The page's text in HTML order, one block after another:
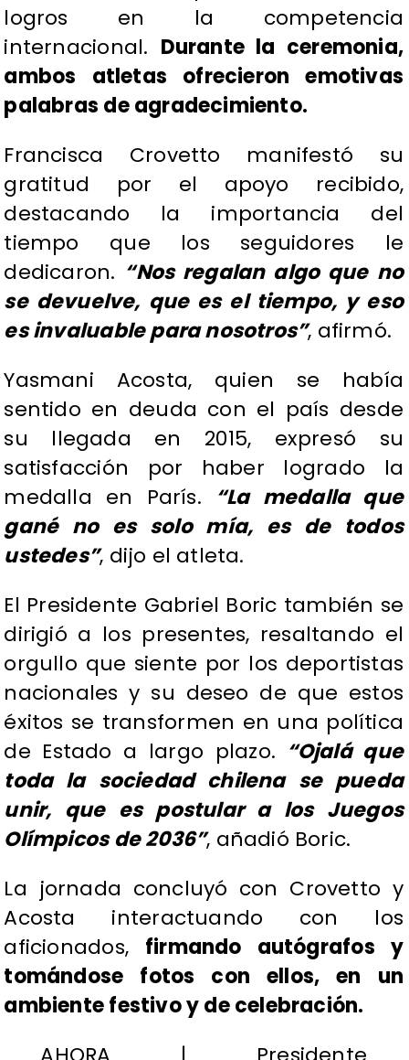
logros en la competencia
internacional. Durante la ceremonia,
ambos atletas ofrecieron emotivas
palabras de agradecimiento.
Francisca Crovetto manifestó su
gratitud por el apoyo recibido,
destacando la importancia del
tiempo que los seguidores le
dedicaron. “Nos regalan algo que no
se devuelve, que es el tiempo, y eso
es invaluable para nosotros”, afirmó.
Yasmani Acosta, quien se había
sentido en deuda con el país desde
su llegada en 2015, expresó su
satisfacción por haber logrado la
medalla en París. “La medalla que
gané no es solo mía, es de todos
ustedes”, dijo el atleta.
El Presidente Gabriel Boric también se
dirigió a los presentes, resaltando el
orgullo que siente por los deportistas
nacionales y su deseo de que estos
éxitos se transformen en una política
de Estado a largo plazo. “Ojalá que
toda la sociedad chilena se pueda
unir, que es postular a los Juegos
Olímpicos de 2036”, añadió Boric.
La jornada concluyó con Crovetto y
Acosta interactuando con los
aficionados, firmando autógrafos y
tomándose fotos con ellos, en un
ambiente festivo y de celebración.